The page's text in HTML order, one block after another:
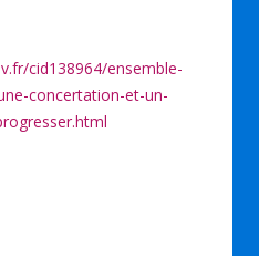
cid138964/ensemble-
concertation-et-un-